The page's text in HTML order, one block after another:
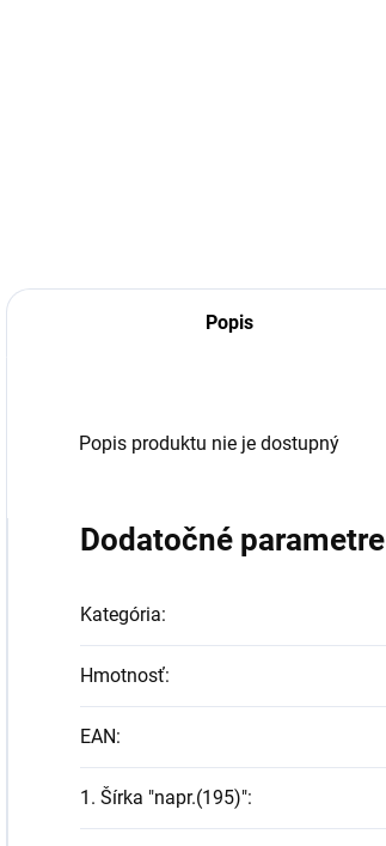
Popis
Popis produktu nie je dostupný
Dodatočné parametre
Kategória:
Hmotnosť:
EAN:
1. Šírka "napr.(195)":